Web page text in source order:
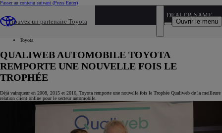
Passer au contenu suivant (Press Enter)
Trouvez un partenaire Toyota
DEALER NAME
Ouvrir le menu
Toyota
QUALIWEB AUTOMOBILE TOYOTA
REMPORTE UNE NOUVELLE FOIS LE
TROPHÉE
Déjà vainqueur en 2008, 2015 et 2016, Toyota remporte une nouvelle fois le Trophée Qualiweb de la meilleure
relation client online pour le secteur automobile.